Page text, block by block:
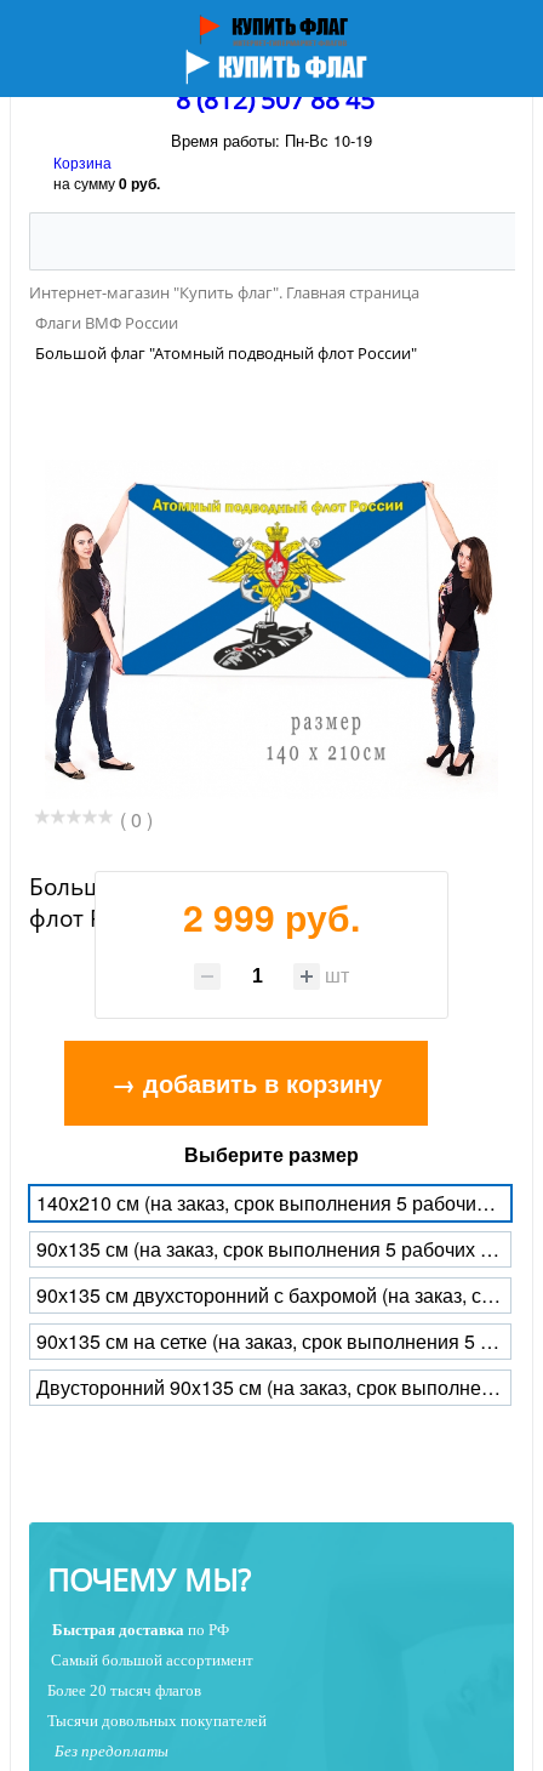
8 (812) 507 88 45
Время работы: Пн-Вс 10-19
Корзина
на сумму0 руб.
Интернет-магазин "Купить флаг". Главная страница
Флаги ВМФ России
Большой флаг "Атомный подводный флот России"
( 0 )
Большой флаг "Атомный подводный
флот России"
2 999 руб.
шт
→ добавить в корзину
Выберите размер
140x210 см (на заказ, срок выполнения 5 рабочих дней)
90x135 см (на заказ, срок выполнения 5 рабочих дней)
90х135 см двухсторонний с бахромой (на заказ, срок выполнения 5 рабочих дней)
90х135 см на сетке (на заказ, срок выполнения 5 рабочих дней)
Двусторонний 90x135 см (на заказ, срок выполнения 5 рабочих дней)
ПОЧЕМУ МЫ?
Быстрая доставка по РФ
Самый большой ассортимент
Более 20 тысяч флагов
Тысячи довольных покупателей
Без предоплаты